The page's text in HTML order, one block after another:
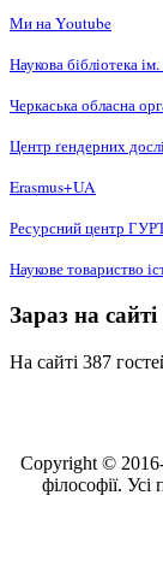
Ми на Youtube
Наукова бібліотека
Черкаська обласна
Центр ґендерних
Erasmus+UA
Ресурсний центр
Наукове товариство
Зараз на сайті
На сайті 387
Copyright © 2016-
філософії.